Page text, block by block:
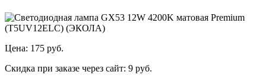
Цена: 175 руб.
Скидка при заказе через сайт: 9 руб.